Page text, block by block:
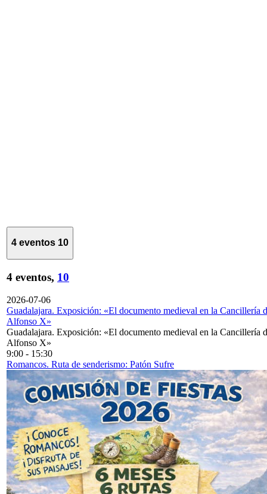
4 eventos 10
4 eventos, 10
2026-07-06
Guadalajara. Exposición: «El documento medieval en la Cancillería
Alfonso X»
Guadalajara. Exposición: «El documento medieval en la Cancillería
Alfonso X»
9:00 - 15:30
Romancos. Ruta de senderismo: Patón Sufre